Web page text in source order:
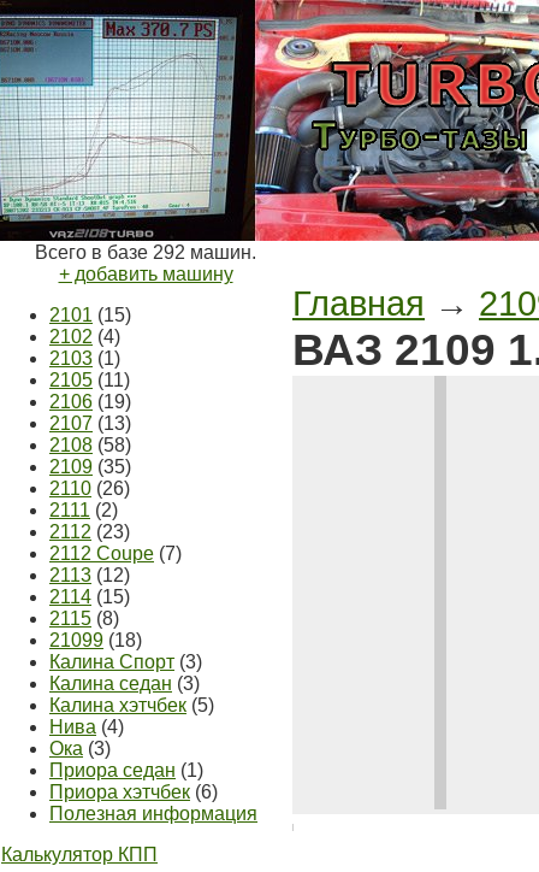
Всего в базе 292 машин.
+ добавить машину
2101 (15)
2102 (4)
2103 (1)
2105 (11)
2106 (19)
2107 (13)
2108 (58)
2109 (35)
2110 (26)
2111 (2)
2112 (23)
2112 Coupe (7)
2113 (12)
2114 (15)
2115 (8)
21099 (18)
Калина Спорт (3)
Калина седан (3)
Калина хэтчбек (5)
Нива (4)
Ока (3)
Приора седан (1)
Приора хэтчбек (6)
Полезная информация
Калькулятор КПП
Главная →
ВАЗ 2109